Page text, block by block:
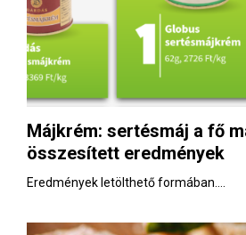
Májkrém: sertésmáj a fő
összesített eredmények
Eredmények letölthető formában....